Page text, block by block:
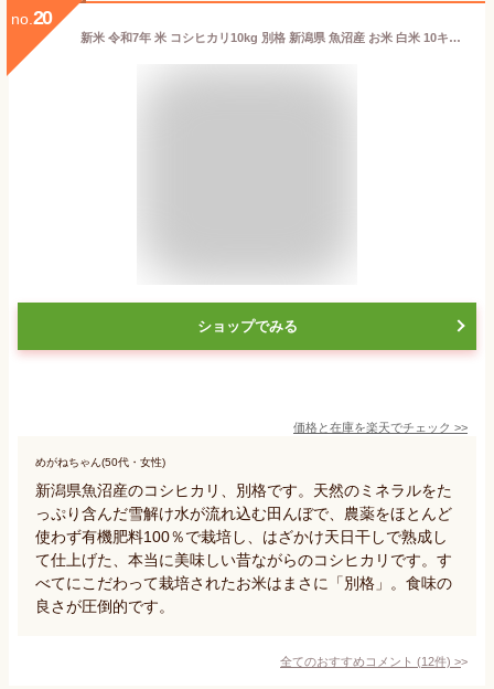
no. 20
新米 令和7年 米 コシヒカリ10kg 別格 新潟県 魚沼産 お米 白米 10キロ 令和7年産 魚沼産コシヒカリ 新潟県産コシヒカリ こしひかり 有機室肥料栽培 農薬節減 天日干し 魚沼 新潟県魚沼産 棚田米 精米 おこめ ギフト プレゼント 内祝い 贈り物
ショップでみる
価格と在庫を楽天でチェック >>
めがねちゃん(50代・女性)
新潟県魚沼産のコシヒカリ、別格です。天然のミネラルをた
っぷり含んだ雪解け水が流れ込む田んぼで、農薬をほとんど
使わず有機肥料100％で栽培し、はざかけ天日干しで熟成し
て仕上げた、本当に美味しい昔ながらのコシヒカリです。す
べてにこだわって栽培されたお米はまさに「別格」。食味の
良さが圧倒的です。
全てのおすすめコメント (12件) >